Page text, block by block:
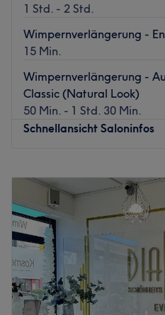
1 Std. - 2 Std.
Wimpernverlängerung -
15 Min.
Wimpernverlängerung -
Classic (Natural Look)
50 Min. - 1 Std. 30 Min.
Schnellansicht Saloninfos
Dienstag
Mittwoch
Donnerstag
Freitag
Samstag
Sonntag
Für Fans von wahrer